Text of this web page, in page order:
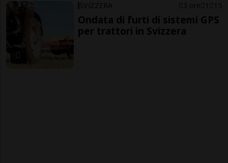
SVIZZERA 3 ore 1 15
Ondata di furti di sistemi GPS
per trattori in Svizzera